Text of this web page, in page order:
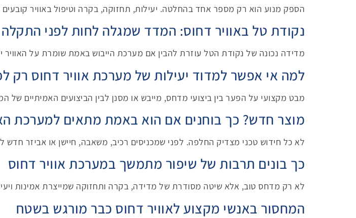
הספק מנוע הוא רק מספר אחד בהחלטה. יעילות, תחזוקה, בקרה וטיפול באוויר
נקודת טל באוויר דחוס: המדד שמגלה לחות לפני התקלה
מדידה נכונה של נקודת הטל עוזרת להבין אם מערכת הייבוש באמת שומרת על האוויר
למה אי אפשר למדוד יעילות של מערכת אוויר דחוס רק
מבט מקצועי על הפער בין ביצועי מדחס, מייבש או מסנן לבין הביצועים האמיתיים של
מוצר חדש? כך בוחנים אם הוא באמת מתאים למערכת
לא כל חידוש טכני מצדיק החלפה. לפני שמכניסים רכיב, משאבה, חיישן או אביזר
כך בונים תרבות של שיפור מתמשך במערכת אוויר דחוס
לא רק מדחס טוב, אלא שיטה מסודרת של מדידה, בקרה ותחזוקה שמייצרת אמינות
המחסור באנשי מקצוע לאוויר דחוס כבר מורגש בשטח